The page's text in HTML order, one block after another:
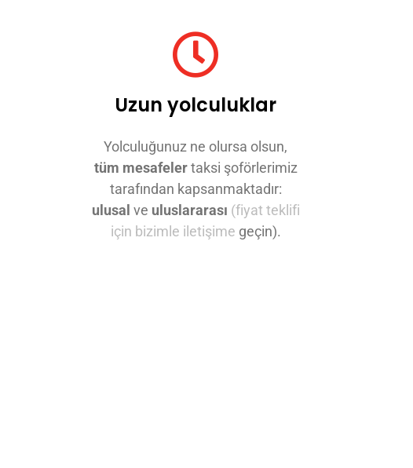
Uzun yolculuklar
Yolculuğunuz ne olursa olsun,
tüm mesafelertaksi şoförlerimiz
tarafından kapsanmaktadır:
ulusal ve uluslararası (fiyat teklifi
için bizimle iletişime geçin).